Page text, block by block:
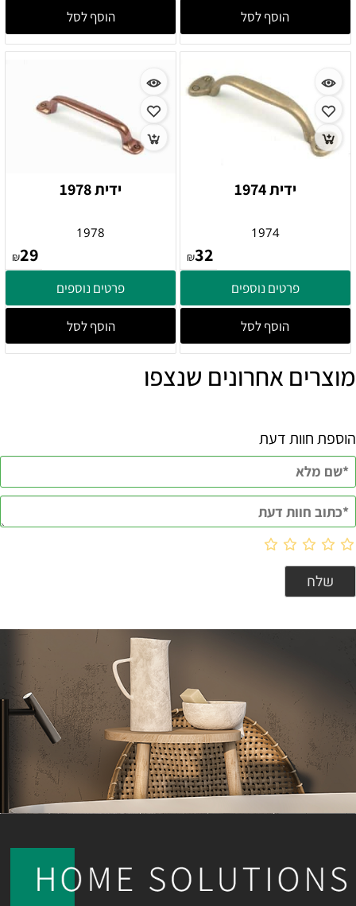
הוסף לסל הוסף לסל
ידית 1974
1974
₪32
פרטים נוספים
הוסף לסל
ידית 1978
1978
₪29
פרטים נוספים
הוסף לסל
מוצרים אחרונים שנצפו
הוספת חוות דעת